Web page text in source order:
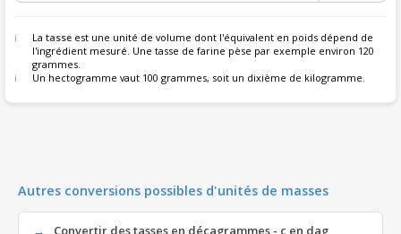
La tasse est une unité de volume dont l'équivalent en poids dépend de
l'ingrédient mesuré. Une tasse de farine pèse par exemple environ 120
grammes.
Un hectogramme vaut 100 grammes, soit un dixième de kilogramme.
Autres conversions possibles d'unités de masses
Convertir des tasses en décagrammes - c en dag